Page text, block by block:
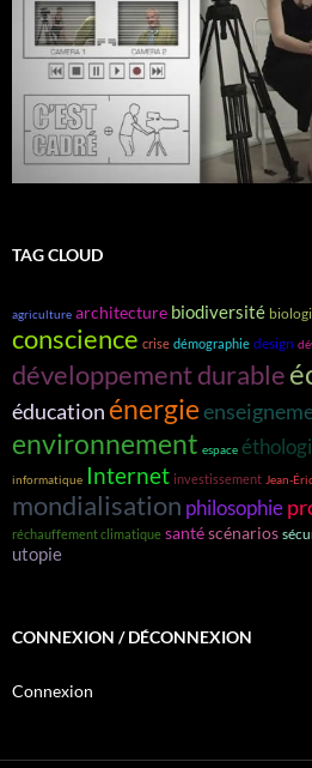
TAG CLOUD
agriculture architecture biodiversité
conscience crise démographie design
développement durable
éducationénergie
environnement espace
informatique Internet investissement Jean-
mondialisation philosophie
réchauffement climatique santéscénarios
utopie
CONNEXION / DÉCONNEXION
Connexion